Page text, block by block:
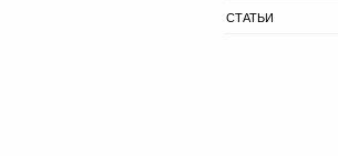
СТАТЬИ